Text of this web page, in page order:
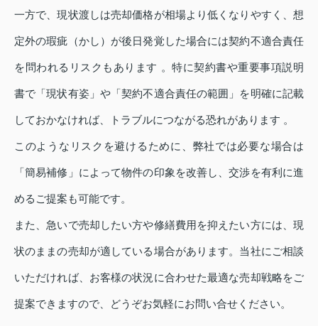
一方で、現状渡しは売却価格が相場より低くなりやすく、想
定外の瑕疵（かし）が後日発覚した場合には契約不適合責任
を問われるリスクもあります 。特に契約書や重要事項説明
書で「現状有姿」や「契約不適合責任の範囲」を明確に記載
しておかなければ、トラブルにつながる恐れがあります 。
このようなリスクを避けるために、弊社では必要な場合は
「簡易補修」によって物件の印象を改善し、交渉を有利に進
めるご提案も可能です。
また、急いで売却したい方や修繕費用を抑えたい方には、現
状のままの売却が適している場合があります。当社にご相談
いただければ、お客様の状況に合わせた最適な売却戦略をご
提案できますので、どうぞお気軽にお問い合せください。